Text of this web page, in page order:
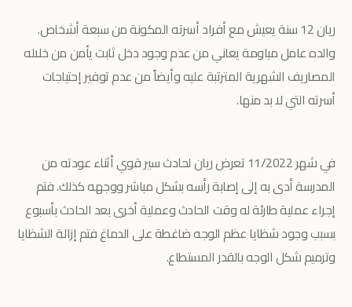
ريان 12 سنة يعيش مع أفراد أسرته المكونة من سبعة أشخاص.
والده عامل مياومة يعاني من عدم وجود دخل ثابت يأمن من خلاله
المصاريف الشهرية المترتبة عليه وأيضاً من عدم توفير إحتياجات
أسرته التي لا بد منها.
في شهر 11/2022 تعرض ريان لحادث سير قوي أثناء عودته من
المدرسة أدى به إلى إصابة رأسه بشكل مباشر ووجهه كذلك. فتم
إجراء عملية طارئة له وقت الحادث وعملية أخرى بعد الحادث بأسبوع
بسبب وجود شظايا عظم الوجه ضاغطة على الدماغ فتم إزالة الشظايا
وترميم شكل الوجه بالقدر المستطاع.